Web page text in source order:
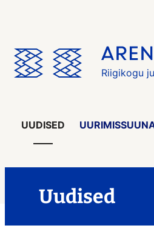
Riigikogu
UUDISED
Uudised